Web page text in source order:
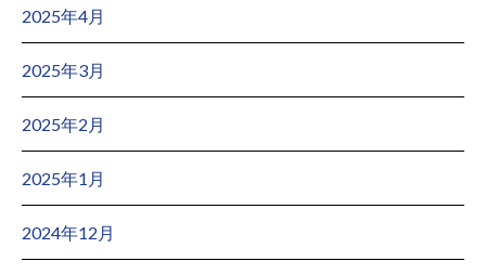
2025年4月
2025年3月
2025年2月
2025年1月
2024年12月